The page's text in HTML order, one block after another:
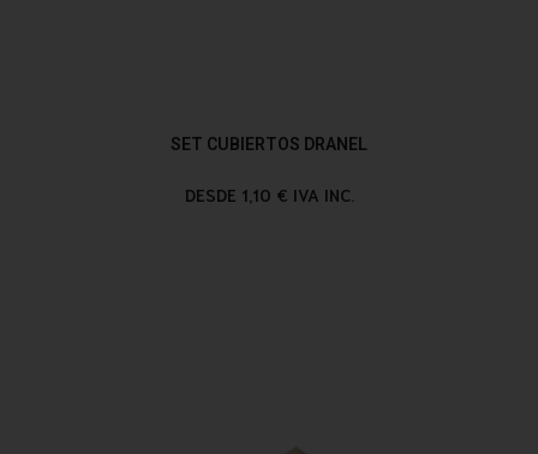
SET CUBIERTOS DRANEL
DESDE 1,10 € IVA INC.